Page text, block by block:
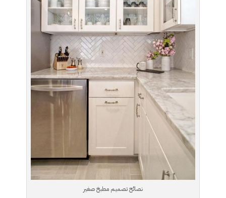
نصائح تصميم مطبخ صغير